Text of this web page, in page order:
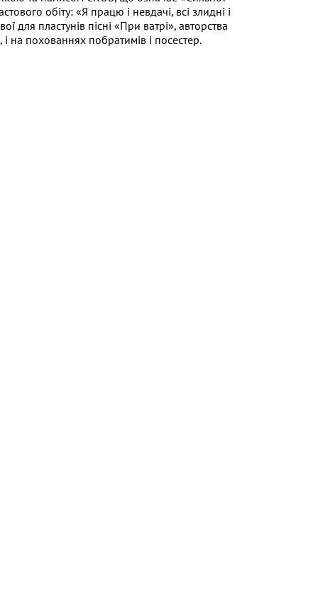
обіту: «Я працю і невдачі, всі злидні і
для пластунів пісні «При ватрі», авторства
і на похованнях побратимів і посестер.